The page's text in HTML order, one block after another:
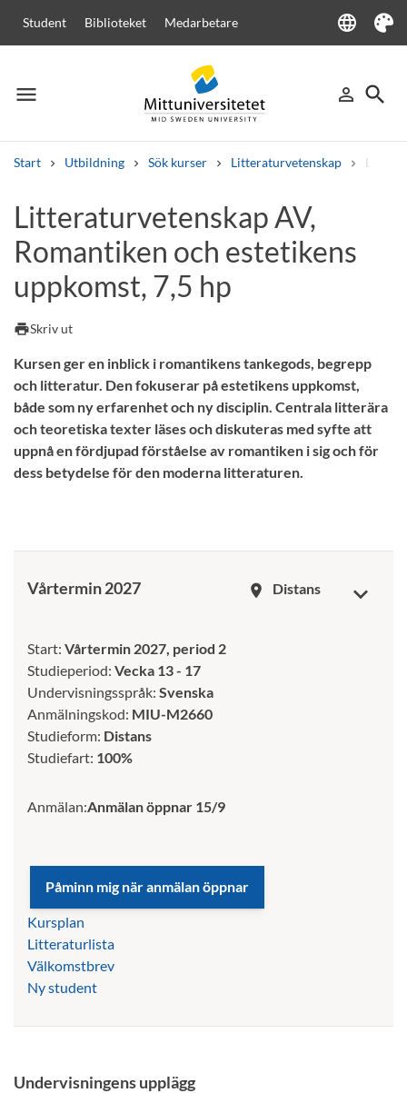
Student Biblioteket Medarbetare language
Language
Tema
menu
Meny person_outline
Logga in
search
Sök
Start Utbildning Sök kurser Litteraturvetenskap
Andra söktjänster
Kurser och program Kursplaner VälkomstbrevPersonal
Lediga jobb
Litteraturvetenskap AV,
Romantiken och estetikens
uppkomst, 7,5 hp
printSkriv ut
Kursen ger en inblick i romantikens tankegods, begrepp
och litteratur. Den fokuserar på estetikens uppkomst,
både som ny erfarenhet och ny disciplin. Centrala litterära
och teoretiska texter läses och diskuteras med syfte att
uppnå en fördjupad förståelse av romantiken i sig och för
dess betydelse för den moderna litteraturen.
Vårtermin 2027 room Distans
Start: Vårtermin 2027, period 2
Studieperiod: Vecka 13 - 17
Undervisningsspråk: Svenska
Anmälningskod: MIU-M2660
Studieform: Distans
Studiefart: 100%
Anmälan:Anmälan öppnar 15/9
Kursplan
Litteraturlista
Välkomstbrev
Ny student
Undervisningens upplägg